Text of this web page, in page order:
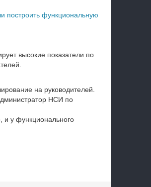
построить функциональную
высокие показатели по
на руководителей.
НСИ по
и у функционального